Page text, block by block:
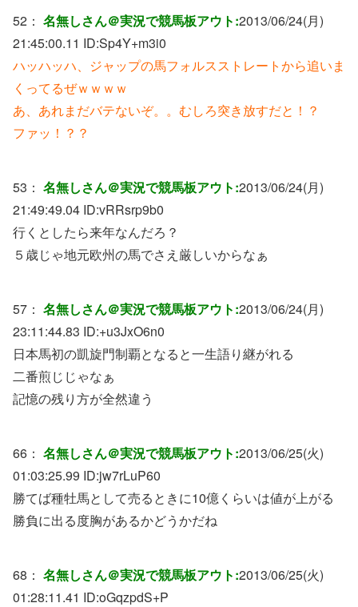
52： 名無しさん＠実況で競馬板アウト:2013/06/24(月)
21:45:00.11 ID:Sp4Y+m3i0
ハッハッハ、ジャップの馬フォルスストレートから追いま
くってるぜｗｗｗｗ
あ、あれまだバテないぞ。。むしろ突き放すだと！？
ファッ！？？
53： 名無しさん＠実況で競馬板アウト:2013/06/24(月)
21:49:49.04 ID:vRRsrp9b0
行くとしたら来年なんだろ？
５歳じゃ地元欧州の馬でさえ厳しいからなぁ
57： 名無しさん＠実況で競馬板アウト:2013/06/24(月)
23:11:44.83 ID:+u3JxO6n0
日本馬初の凱旋門制覇となると一生語り継がれる
二番煎じじゃなぁ
記憶の残り方が全然違う
66： 名無しさん＠実況で競馬板アウト:2013/06/25(火)
01:03:25.99 ID:jw7rLuP60
勝てば種牡馬として売るときに10億くらいは値が上がる
勝負に出る度胸があるかどうかだね
68： 名無しさん＠実況で競馬板アウト:2013/06/25(火)
01:28:11.41 ID:oGqzpdS+P